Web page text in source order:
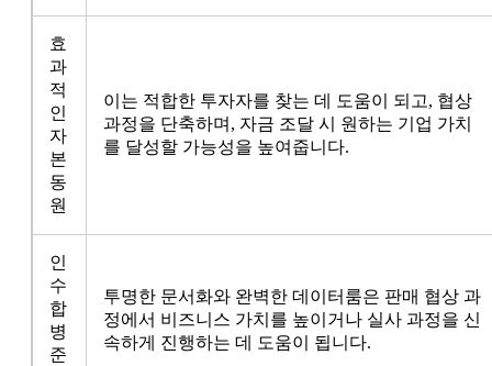
효
과
적
인
자
본
동
원
이는 적합한 투자자를 찾는 데 도움이 되고, 협상
과정을 단축하며, 자금 조달 시 원하는 기업 가치
를 달성할 가능성을 높여줍니다.
인
수
합
병
준
투명한 문서화와 완벽한 데이터룸은 판매 협상 과
정에서 비즈니스 가치를 높이거나 실사 과정을 신
속하게 진행하는 데 도움이 됩니다.